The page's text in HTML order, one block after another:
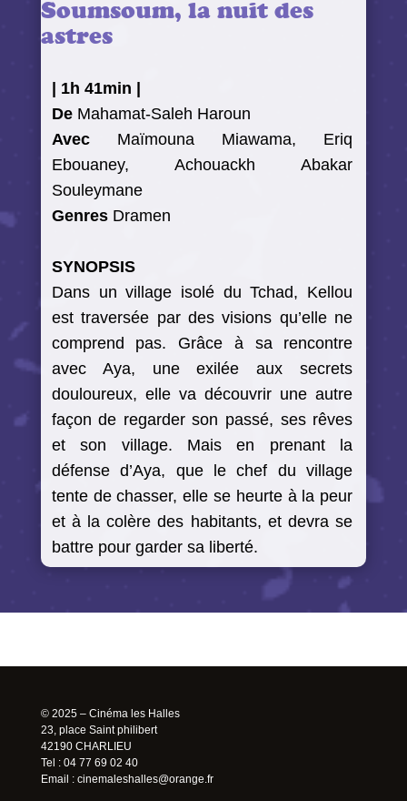
Soumsoum, la nuit des
astres
1h 41min
DeMahamat-Saleh Haroun
AvecMaïmouna Miawama, Eriq
Ebouaney, Achouackh Abakar
Souleymane
GenresDramen
SYNOPSIS
Dans un village isolé du Tchad, Kellou
est traversée par des visions qu’elle ne
comprend pas. Grâce à sa rencontre
avec Aya, une exilée aux secrets
douloureux, elle va découvrir une autre
façon de regarder son passé, ses rêves
et son village. Mais en prenant la
défense d’Aya, que le chef du village
tente de chasser, elle se heurte à la peur
et à la colère des habitants, et devra se
battre pour garder sa liberté.
© 2025 – Cinéma les Halles
23, place Saint philibert
42190 CHARLIEU
Tel : 04 77 69 02 40
Email : cinemaleshalles@orange.fr